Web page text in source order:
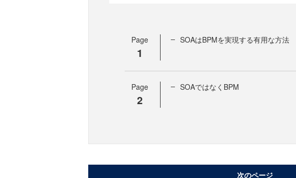
Page
1
SOAはBPMを実現する有用な方法
Page
2
SOAではなくBPM
次のページ